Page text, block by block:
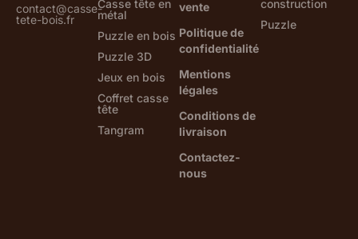
contact@casse-
tete-bois.fr
Casse tête en
métal
Puzzle en bois
Puzzle 3D
Jeux en bois
Coffret casse
tête
Tangram
vente
Politique de
confidentialité
Mentions
légales
Conditions de
livraison
Contactez-
nous
construction
Puzzle